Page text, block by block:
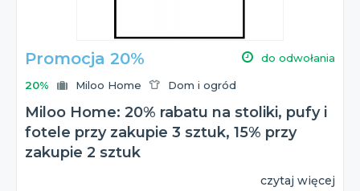
Promocja 20% do odwołania
20% Miloo Home Dom i ogród
Miloo Home: 20% rabatu na stoliki, pufy i
fotele przy zakupie 3 sztuk, 15% przy
zakupie 2 sztuk
czytaj więcej